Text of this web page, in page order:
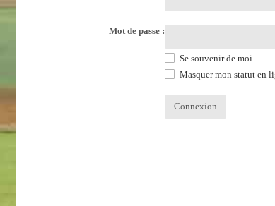
Mot de passe :
Se souvenir de moi
Masquer mon statut en